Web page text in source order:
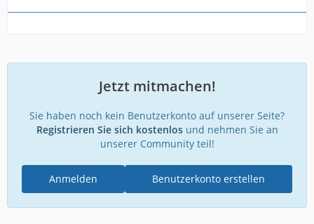
Jetzt mitmachen!
Sie haben noch kein Benutzerkonto auf unserer Seite?
Registrieren Sie sich kostenlosund nehmen Sie an
unserer Community teil!
Benutzerkonto erstellen
Anmelden